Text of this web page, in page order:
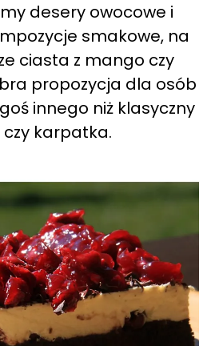
desery owocowe i
smakowe, na
ciasta z mango czy
propozycja dla osób
innego niż klasyczny
czy karpatka.